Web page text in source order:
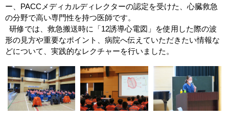
ー、PACCメディカルディレクターの認定を受けた、心臓救急
の分野で高い専門性を持つ医師です。
研修では、救急搬送時に「12誘導心電図」を使用した際の波
形の見方や重要なポイント、病院へ伝えていただきたい情報な
どについて、実践的なレクチャーを行いました。